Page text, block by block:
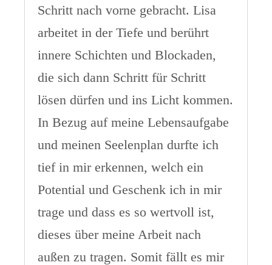
Schritt nach vorne gebracht. Lisa
arbeitet in der Tiefe und berührt
innere Schichten und Blockaden,
die sich dann Schritt für Schritt
lösen dürfen und ins Licht kommen.
In Bezug auf meine Lebensaufgabe
und meinen Seelenplan durfte ich
tief in mir erkennen, welch ein
Potential und Geschenk ich in mir
trage und dass es so wertvoll ist,
dieses über meine Arbeit nach
außen zu tragen. Somit fällt es mir